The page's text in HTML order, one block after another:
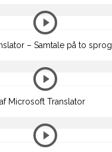
– Samtale på to sprog
Microsoft Translator